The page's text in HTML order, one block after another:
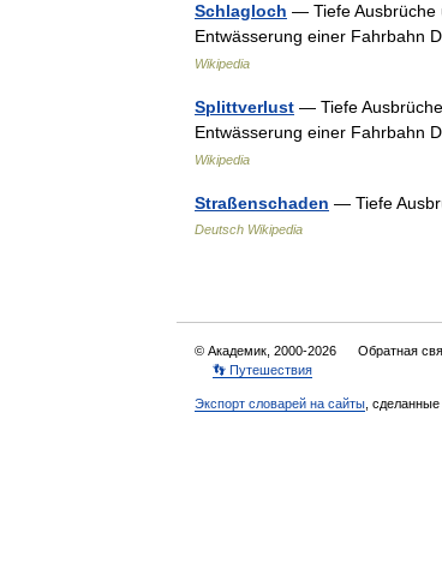
Schlagloch — Tiefe Ausbrüche
Entwässerung einer Fahrbahn
Wikipedia
Splittverlust — Tiefe
Entwässerung einer Fahrbahn
Wikipedia
Straßenschaden — Tiefe
Deutsch Wikipedia
© Академик, 2000-2026 Обратная
👣 Путешествия
Экспорт словарей на сайты ,